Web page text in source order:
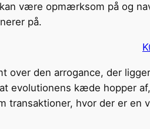
være opmærksom på og
på.
over den arrogance, der
evolutionens kæde hopper
transaktioner, hvor der er en